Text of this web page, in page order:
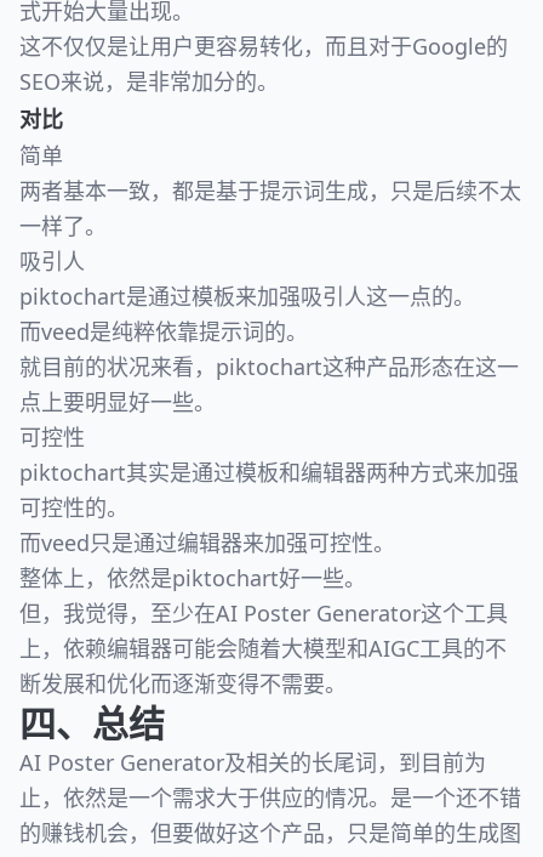
式开始大量出现。
这不仅仅是让用户更容易转化，而且对于Google的
SEO来说，是非常加分的。
对比
简单
两者基本一致，都是基于提示词生成，只是后续不太
一样了。
吸引人
piktochart是通过模板来加强吸引人这一点的。
而veed是纯粹依靠提示词的。
就目前的状况来看，piktochart这种产品形态在这一
点上要明显好一些。
可控性
piktochart其实是通过模板和编辑器两种方式来加强
可控性的。
而veed只是通过编辑器来加强可控性。
整体上，依然是piktochart好一些。
但，我觉得，至少在AI Poster Generator这个工具
上，依赖编辑器可能会随着大模型和AIGC工具的不
断发展和优化而逐渐变得不需要。
四、总结
AI Poster Generator及相关的长尾词，到目前为
止，依然是一个需求大于供应的情况。是一个还不错
的赚钱机会，但要做好这个产品，只是简单的生成图